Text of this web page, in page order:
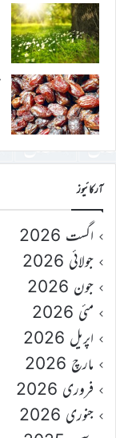
آرکائیوز
اگست 2026
جولائی 2026
جون 2026
مئی 2026
اپریل 2026
مارچ 2026
فروری 2026
جنوری 2026